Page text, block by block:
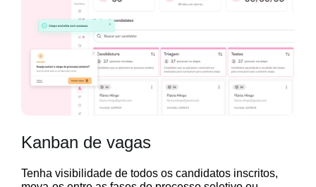
Kanban de vagas
Tenha visibilidade de todos os candidatos inscritos,